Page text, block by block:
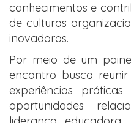
conhecimentos e
de culturas
inovadoras.
Por meio de um
encontro busca
experiências
oportunidades